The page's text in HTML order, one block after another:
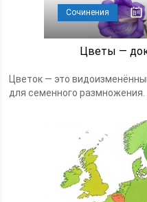
Сочинения
Цветы —
Цветок — это
для семенного размножения.